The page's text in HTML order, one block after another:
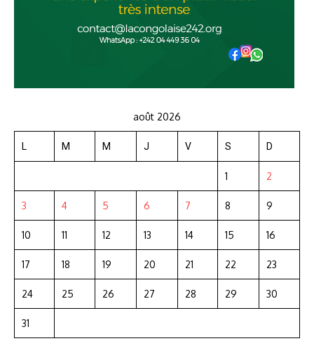
août 2026
L M M J V S D
1 2
3 4 5 6 7 8 9
10 11 12 13 14 15 16
17 18 19 20 21 22 23
24 25 26 27 28 29 30
31